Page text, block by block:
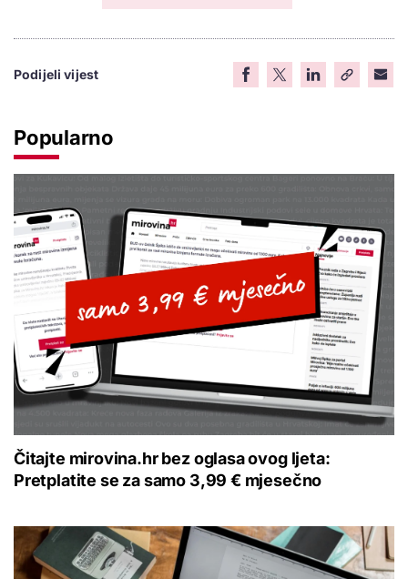
Podijeli vijest
Popularno
Čitajte mirovina.hr bez oglasa ovog ljeta:
Pretplatite se za samo 3,99 € mjesečno